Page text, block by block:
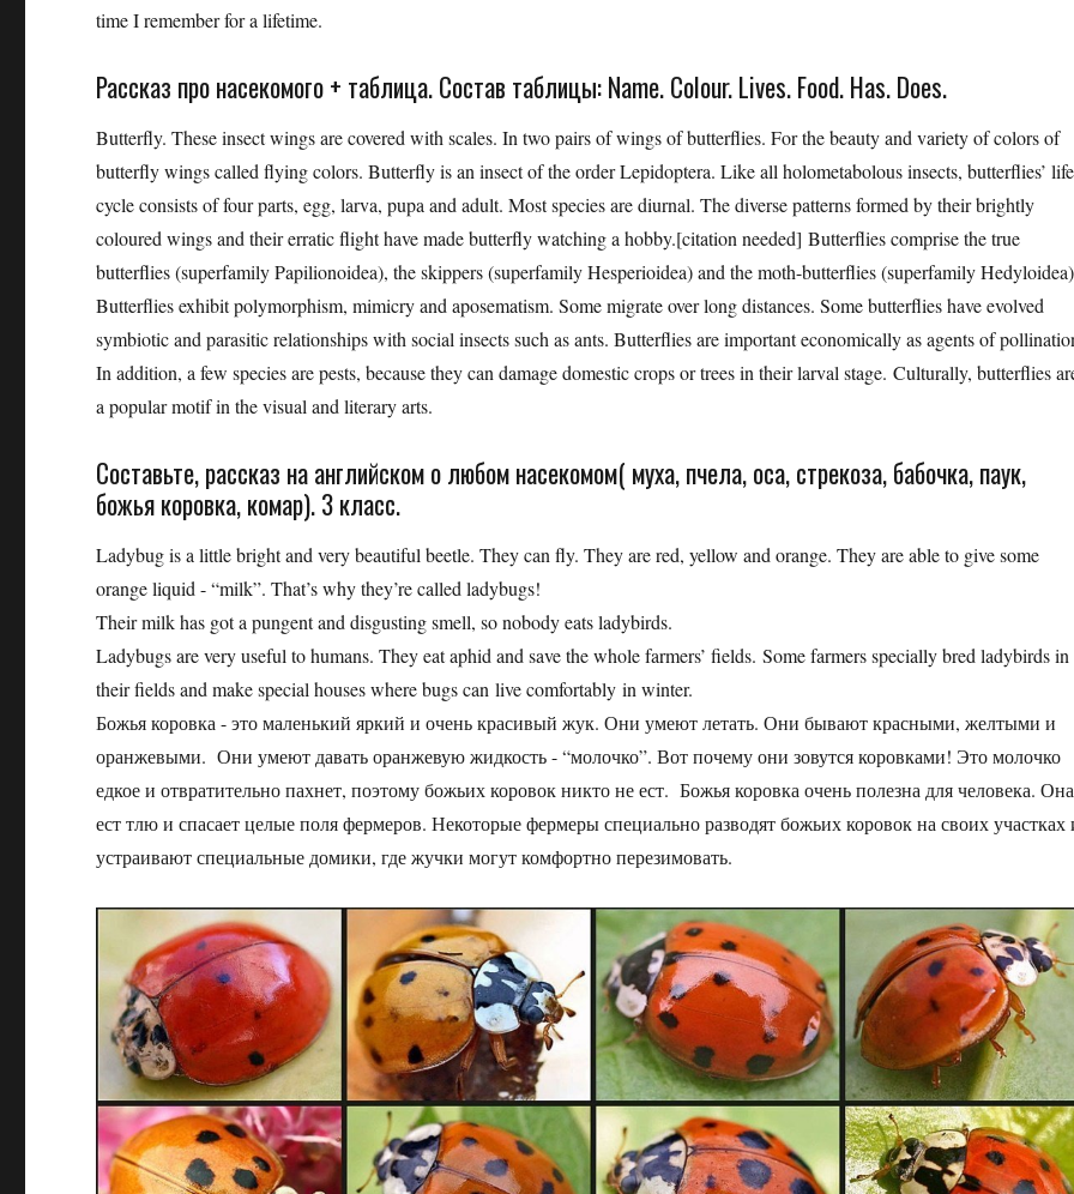
time I remember for a lifetime.
Рассказ про насекомого + таблица. Состав таблицы: Name. Colour. Lives. Food. Has. Does.
Butterfly. These insect wings are covered with scales. In two pairs of wings of butterflies. For the beauty and variety of colors of
butterfly wings called flying colors. Butterfly is an insect of the order Lepidoptera. Like all holometabolous insects, butterflies’ life
cycle consists of four parts, egg, larva, pupa and adult. Most species are diurnal. The diverse patterns formed by their brightly
coloured wings and their erratic flight have made butterfly watching a hobby.[citation needed] Butterflies comprise the true
butterflies (superfamily Papilionoidea), the skippers (superfamily Hesperioidea) and the moth-butterflies (superfamily
Butterflies exhibit polymorphism, mimicry and aposematism. Some migrate over long distances. Some butterflies have evolved
symbiotic and parasitic relationships with social insects such as ants. Butterflies are important economically as agents of
In addition, a few species are pests, because they can damage domestic crops or trees in their larval stage. Culturally, butterflies
a popular motif in the visual and literary arts.
Составьте, рассказ на английском о любом насекомом( муха, пчела, оса, стрекоза, бабочка, паук,
божья коровка, комар). 3 класс.
Ladybug is a little bright and very beautiful beetle. They can fly. They are red, yellow and orange. They are able to give some
orange liquid - “milk”. That’s why they’re called ladybugs!
Their milk has got a pungent and disgusting smell, so nobody eats ladybirds.
Ladybugs are very useful to humans. They eat aphid and save the whole farmers’ fields. Some farmers specially bred ladybirds in
their fields and make special houses where bugs can live comfortably in winter.
Божья коровка - это маленький яркий и очень красивый жук. Они умеют летать. Они бывают красными, желтыми и
оранжевыми. Они умеют давать оранжевую жидкость - “молочко”. Вот почему они зовутся коровками! Это молочко
едкое и отвратительно пахнет, поэтому божьих коровок никто не ест. Божья коровка очень полезна для человека. Она
ест тлю и спасает целые поля фермеров. Некоторые фермеры специально разводят божьих коровок на своих участках
устраивают специальные домики, где жучки могут комфортно перезимовать.